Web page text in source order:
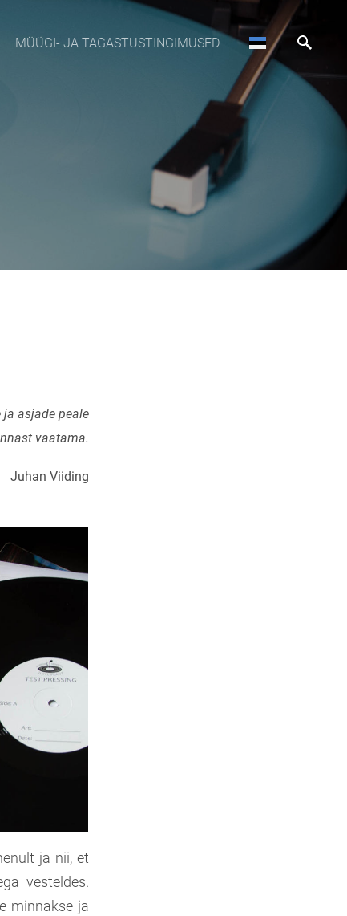
MÜÜGI- JA TAGASTUSTINGIMUSED
asjade peale
vaatama.
Juhan Viiding
ja nii, et
vesteldes.
minnakse ja